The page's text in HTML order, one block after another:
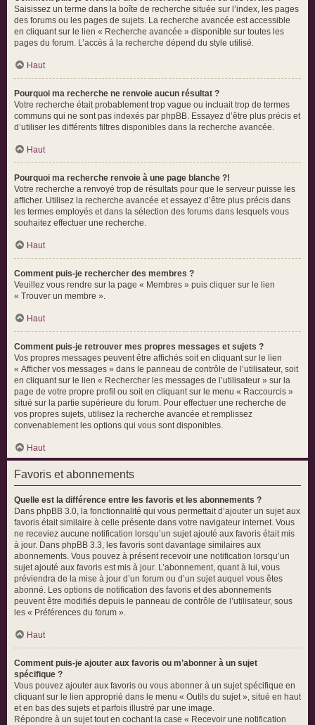
Saisissez un terme dans la boîte de recherche située sur l’index, les pages
des forums ou les pages de sujets. La recherche avancée est accessible
en cliquant sur le lien « Recherche avancée » disponible sur toutes les
pages du forum. L’accès à la recherche dépend du style utilisé.
Haut
Pourquoi ma recherche ne renvoie aucun résultat ?
Votre recherche était probablement trop vague ou incluait trop de termes
communs qui ne sont pas indexés par phpBB. Essayez d’être plus précis et
d’utiliser les différents filtres disponibles dans la recherche avancée.
Haut
Pourquoi ma recherche renvoie à une page blanche ?!
Votre recherche a renvoyé trop de résultats pour que le serveur puisse les
afficher. Utilisez la recherche avancée et essayez d’être plus précis dans
les termes employés et dans la sélection des forums dans lesquels vous
souhaitez effectuer une recherche.
Haut
Comment puis-je rechercher des membres ?
Veuillez vous rendre sur la page « Membres » puis cliquer sur le lien
« Trouver un membre ».
Haut
Comment puis-je retrouver mes propres messages et sujets ?
Vos propres messages peuvent être affichés soit en cliquant sur le lien
« Afficher vos messages » dans le panneau de contrôle de l’utilisateur, soit
en cliquant sur le lien « Rechercher les messages de l’utilisateur » sur la
page de votre propre profil ou soit en cliquant sur le menu « Raccourcis »
situé sur la partie supérieure du forum. Pour effectuer une recherche de
vos propres sujets, utilisez la recherche avancée et remplissez
convenablement les options qui vous sont disponibles.
Haut
Favoris et abonnements
Quelle est la différence entre les favoris et les abonnements ?
Dans phpBB 3.0, la fonctionnalité qui vous permettait d’ajouter un sujet aux
favoris était similaire à celle présente dans votre navigateur internet. Vous
ne receviez aucune notification lorsqu’un sujet ajouté aux favoris était mis
à jour. Dans phpBB 3.3, les favoris sont davantage similaires aux
abonnements. Vous pouvez à présent recevoir une notification lorsqu’un
sujet ajouté aux favoris est mis à jour. L’abonnement, quant à lui, vous
préviendra de la mise à jour d’un forum ou d’un sujet auquel vous êtes
abonné. Les options de notification des favoris et des abonnements
peuvent être modifiés depuis le panneau de contrôle de l’utilisateur, sous
les « Préférences du forum ».
Haut
Comment puis-je ajouter aux favoris ou m’abonner à un sujet
spécifique ?
Vous pouvez ajouter aux favoris ou vous abonner à un sujet spécifique en
cliquant sur le lien approprié dans le menu « Outils du sujet », situé en haut
et en bas des sujets et parfois illustré par une image.
Répondre à un sujet tout en cochant la case « Recevoir une notification